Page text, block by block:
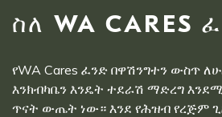
ስለ WA CARES
የWA Cares ፈንድ በዋሽንግተን ውስጥ
እንክብካቤን እንዴት ተደራሽ ማድረግ
ጥናት ውጤት ነው። እንደ የሕዝብ የረጅም